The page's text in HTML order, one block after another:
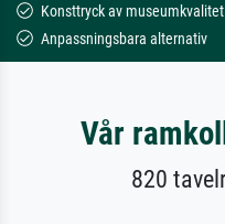
Konsttryck av museumkvalitet
Anpassningsbara alternativ
Vår
820